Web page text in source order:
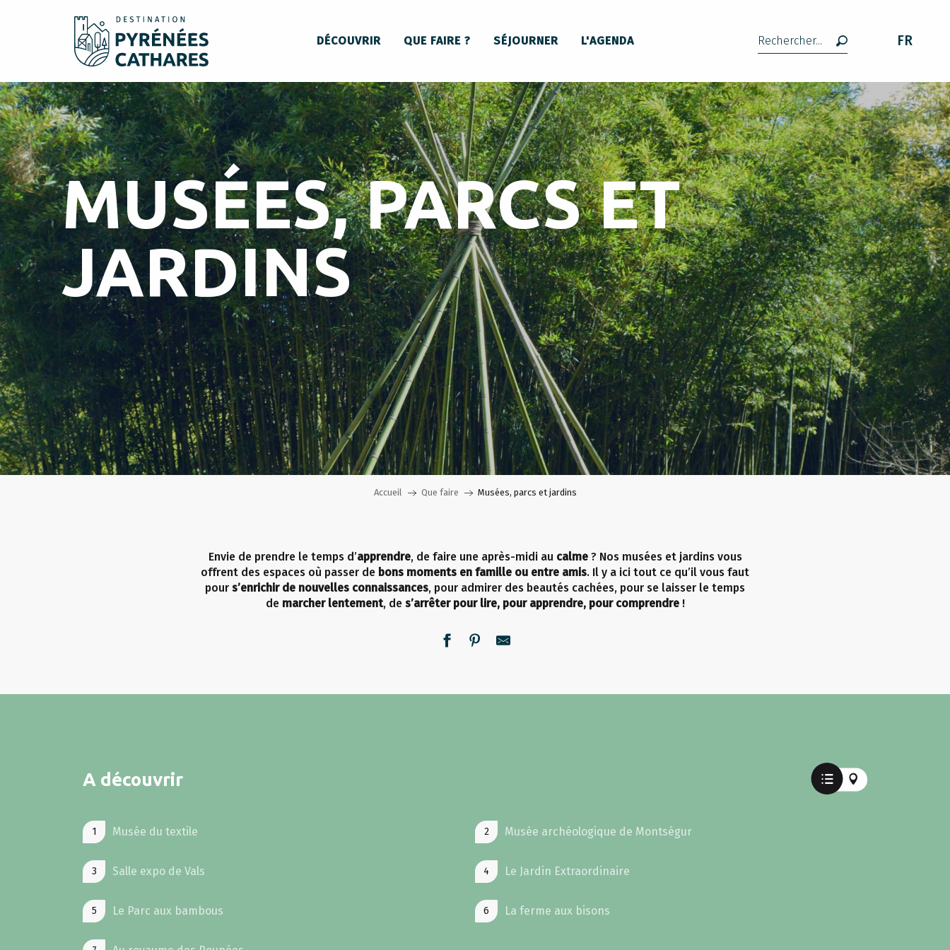
Recherche FR
DÉCOUVRIR QUE FAIRE ? SÉJOURNER L'AGENDA
MUSÉES, PARCS ET
JARDINS
Accueil Que faire Musées, parcs et jardins
Envie de prendre le temps d’apprendre, de faire une après-midi au calme? Nos musées et jardins vous
offrent des espaces où passer de bons moments en famille ou entre amis. Il y a ici tout ce qu’il vous faut
pour s’enrichir de nouvelles connaissances, pour admirer des beautés cachées, pour se laisser le temps
de marcher lentement, de s’arrêter pour lire, pour apprendre, pour comprendre!
A découvrir
1 Musée du textile 2 Musée archéologique de Montségur
3 Salle expo de Vals 4 Le Jardin Extraordinaire
5 Le Parc aux bambous 6 La ferme aux bisons